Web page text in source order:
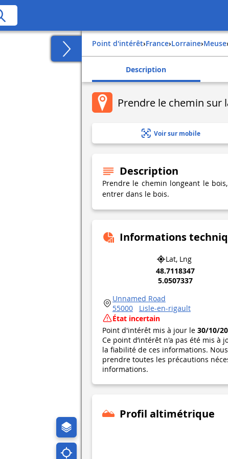
Point d'intérêt› france› lorraine› meuse›
Description
Prendre le chemin sur
Voir sur mobile
Description
Prendre le chemin longeant le
entrer dans le bois.
Informations
Lat, Lng
48.7118347
5.0507337
Unnamed Road
55000
Lisle-en-rigault
État incertain
Point d'intérêt mis à jour le 30/10/
Ce point d’intérêt n'a pas été mis
la fiabilité de ces informations.
prendre toutes les précautions
informations.
Profil altimétrique